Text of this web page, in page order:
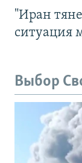
"Иран
ситуация
Выбор